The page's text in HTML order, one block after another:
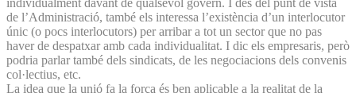
de l’Administració, també els interessa l’existència d’un interlocutor
únic (o pocs interlocutors) per arribar a tot un sector que no pas
haver de despatxar amb cada individualitat. I dic els empresaris, però
podria parlar també dels sindicats, de les negociacions dels convenis
col·lectius, etc.
La idea que la unió fa la força és ben aplicable a la realitat de la